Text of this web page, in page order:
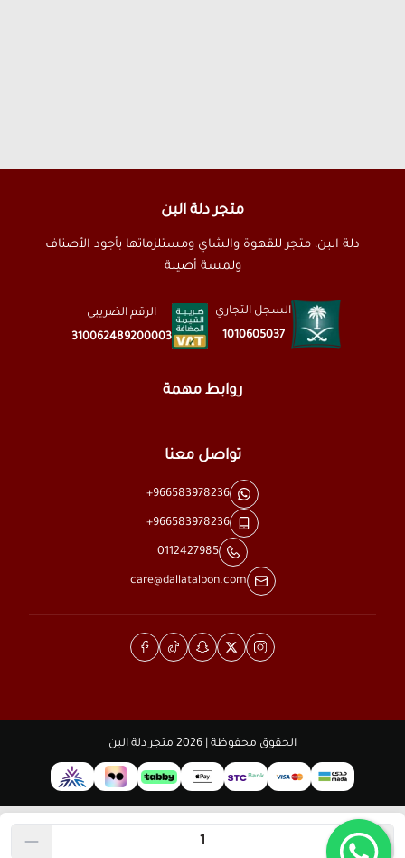
متجر دلة البن
دلة البن، متجر للقهوة والشاي ومستلزماتها بأجود الأصناف
ولمسة أصيلة
السجل التجاري
1010605037
الرقم الضريبي
310062489200003
روابط مهمة
تواصل معنا
+966583978236
+966583978236
0112427985
care@dallatalbon.com
الحقوق محفوظة | 2026 متجر دلة البن